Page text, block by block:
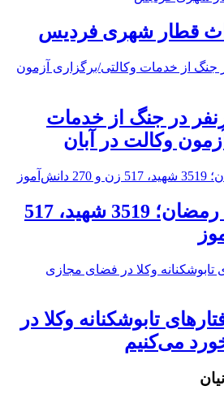
قطار شهری فردیس
20هزارنفر در جنگ از خدمات
وکالت در آبان
آمار شهدای جنگ رمضان؛ 3519 شهید، 517
تابوشکنانه وکلا در
می‌کنیم